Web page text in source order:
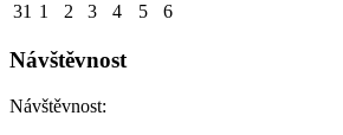
31 1 2 3 4 5 6
Návštěvnost
Návštěvnost: